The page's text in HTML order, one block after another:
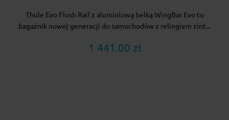
Thule Evo Flush Rail z aluminiową belką WingBar Evo to
bagażnik nowej generacji do samochodów z relingiem zint...
1 441.00 zł